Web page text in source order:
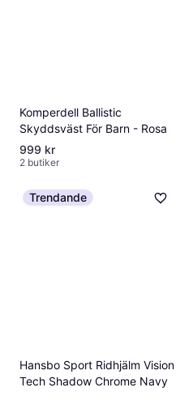
Komperdell Ballistic
Skyddsväst För Barn - Rosa
999 kr
2 butiker
Trendande
Hansbo Sport Ridhjälm Vision
Tech Shadow Chrome Navy